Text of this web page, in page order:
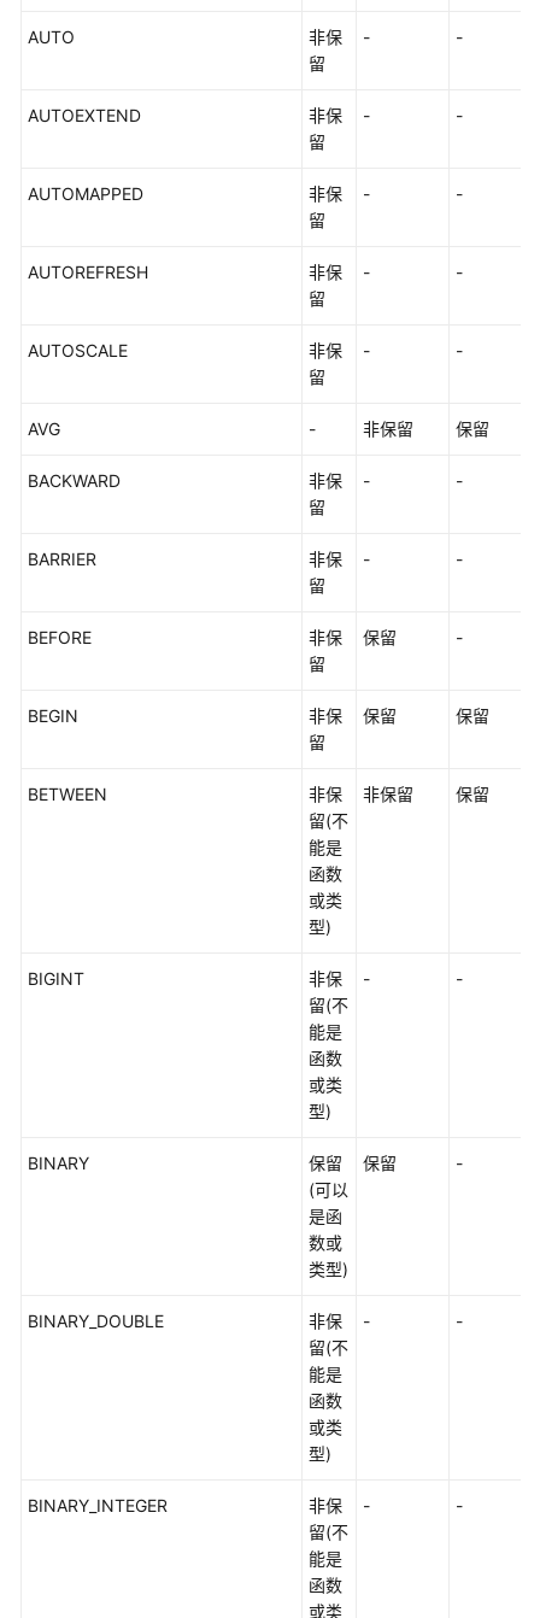
本
具
考
参
代
例
误
考
频
白
载
AUTO
非保
留
- -
AUTOEXTEND
非保
留
- -
AUTOMAPPED
非保
留
- -
AUTOREFRESH
非保
留
- -
AUTOSCALE
非保
留
- -
AVG - 非保留 保留
BACKWARD
非保
留
- -
BARRIER
非保
留
- -
BEFORE
非保
留
保留 -
BEGIN
非保
留
保留 保留
BETWEEN
非保
留(不
能是
函数
或类
型)
非保留 保留
BIGINT
非保
留(不
能是
函数
或类
型)
- -
BINARY
保留
(可以
是函
数或
类型)
保留 -
BINARY_DOUBLE
非保
留(不
能是
函数
或类
型)
- -
BINARY_INTEGER
非保
留(不
能是
函数
或类
- -